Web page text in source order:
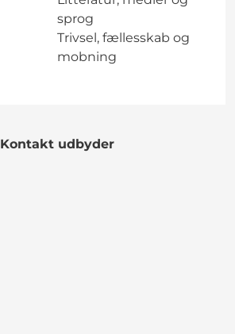
sprog
Trivsel, fællesskab og
mobning
Kontakt udbyder